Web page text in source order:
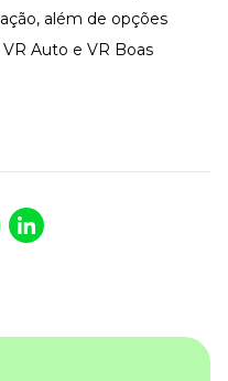
além de opções
Auto e VR Boas
X